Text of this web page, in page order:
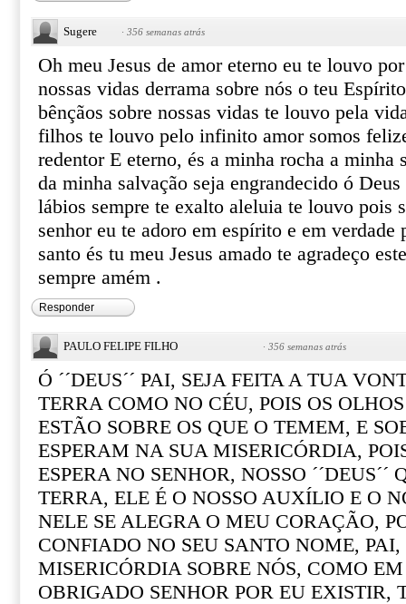
Sugere · 356 semanas atrás
Oh meu Jesus de amor eterno eu te louvo
nossas vidas derrama sobre nós o teu
bênçãos sobre nossas vidas te louvo pela
filhos te louvo pelo infinito amor somos
redentor E eterno, és a minha rocha a minha
da minha salvação seja engrandecido ó
lábios sempre te exalto aleluia te louvo pois
senhor eu te adoro em espírito e em verdade
santo és tu meu Jesus amado te agradeço
sempre amém .
Responder
PAULO FELIPE FILHO · 356 semanas atrás
Ó ´´DEUS´´ PAI, SEJA FEITA A TUA
TERRA COMO NO CÉU, POIS OS
ESTÃO SOBRE OS QUE O TEMEM, E
ESPERAM NA SUA MISERICÓRDIA,
ESPERA NO SENHOR, NOSSO ´´DEUS´´
TERRA, ELE É O NOSSO AUXÍLIO E O
NELE SE ALEGRA O MEU CORAÇÃO,
CONFIADO NO SEU SANTO NOME, PAI,
MISERICÓRDIA SOBRE NÓS, COMO
OBRIGADO SENHOR POR EU EXISTIR,